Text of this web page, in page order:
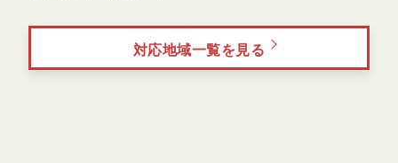
対応地域一覧を見る